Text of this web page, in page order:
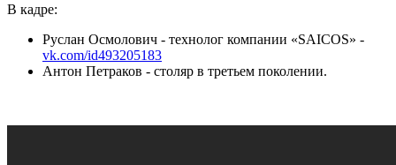
В кадре:
Руслан Осмолович - технолог компании «SAICOS» -
vk.com/id493205183
Антон Петраков - столяр в третьем поколении.